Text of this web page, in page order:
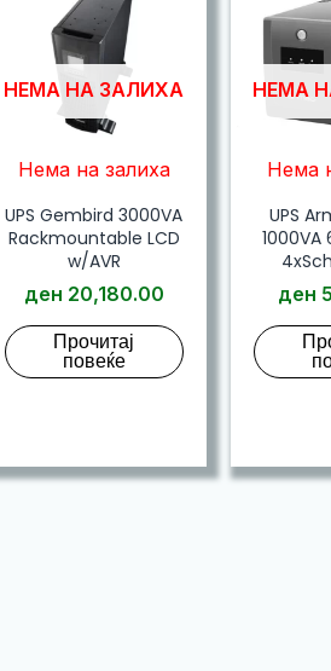
НЕМА НА ЗАЛИХА
Нема на залиха
UPS Gembird 3000VA
Rackmountable LCD
w/AVR
ден 20,180.00
Прочитај
повеќе
НЕМА
Нема
UPS
1000VA
ден